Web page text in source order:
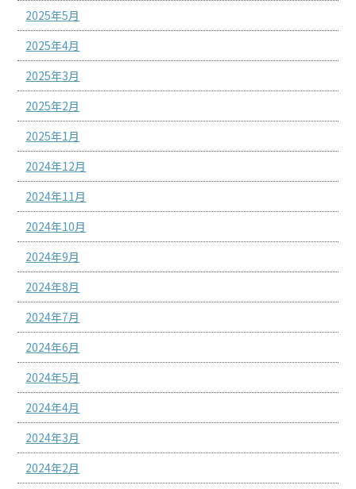
2025年5月
2025年4月
2025年3月
2025年2月
2025年1月
2024年12月
2024年11月
2024年10月
2024年9月
2024年8月
2024年7月
2024年6月
2024年5月
2024年4月
2024年3月
2024年2月